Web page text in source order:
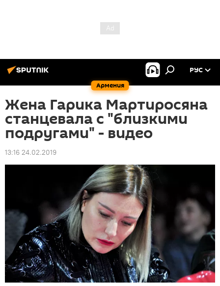
Армения
РУС
Жена Гарика Мартиросяна
станцевала с "близкими
подругами" - видео
13:16 24.02.2019